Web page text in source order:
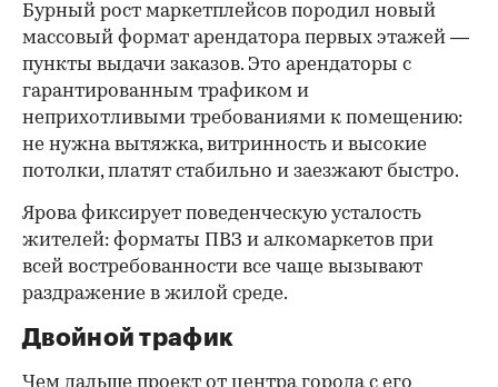
Бурный рост маркетплейсов породил новый
массовый формат арендатора первых этажей —
пункты выдачи заказов. Это арендаторы с
гарантированным трафиком и
неприхотливыми требованиями к помещению:
не нужна вытяжка, витринность и высокие
потолки, платят стабильно и заезжают быстро.
Ярова фиксирует поведенческую усталость
жителей: форматы ПВЗ и алкомаркетов при
всей востребованности все чаще вызывают
раздражение в жилой среде.
Двойной трафик
Чем дальше проект от центра города с его